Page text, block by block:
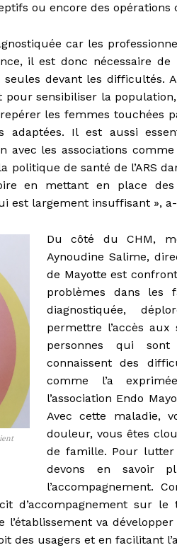
ou encore des
car les
il est donc nécessaire
devant les difficultés.
sensibiliser la
les femmes touchées
adaptées. Il est aussi
avec les associations
politique de santé de l’ARS
en mettant en place
est largement insuffisant »,
Du côté du CHM,
Aynoudine Salime,
de Mayotte est
problèmes dans les
diagnostiquée,
permettre l’accès
personnes qui
connaissent des
comme l’a
l’association Endo
Avec cette maladie,
douleur, vous êtes
de famille. Pour lutter
devons en savoir
l’accompagnement.
d’accompagnement sur
l’établissement va
des usagers et en facilitant